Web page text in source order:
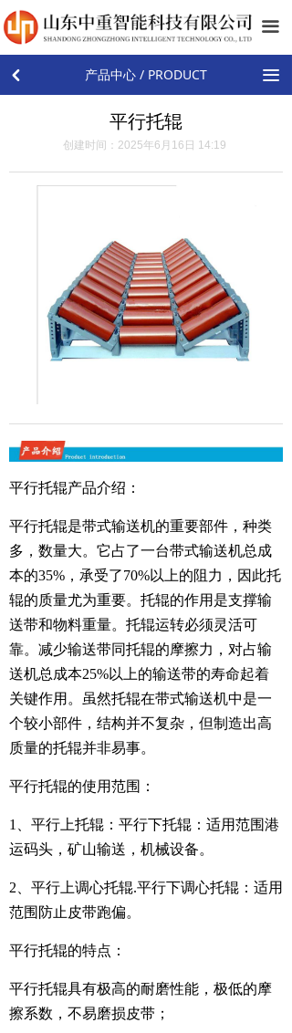
끀
首页
关于我们
新闻中心
工程案例
联系我们
平行托辊
创建时间： 2025年6月16日 14:19
平行托辊产品介绍 ：
平行托辊是带式输送机的重要部件，种类
多，数量大。它占了一台带式输送机总成
本的35%，承受了70%以上的阻力，因此托
辊的质量尤为重要。托辊的作用是支撑输
送带和物料重量。托辊运转必须灵活可
靠。减少输送带同托辊的摩擦力，对占输
送机总成本25%以上的输送带的寿命起着
关键作用。虽然托辊在带式输送机中是一
个较小部件，结构并不复杂，但制造出高
质量的托辊并非易事。
平行托辊的使用范围：
1、平行上托辊：平行下托辊：适用范围港
运码头，矿山输送，机械设备。
2、平行上调心托辊.平行下调心托辊：适用
范围防止皮带跑偏。
平行托辊的特点：
平行托辊具有极高的耐磨性能，极低的摩
擦系数，不易磨损皮带；
产品中心 / PRODUCT
낒 끀